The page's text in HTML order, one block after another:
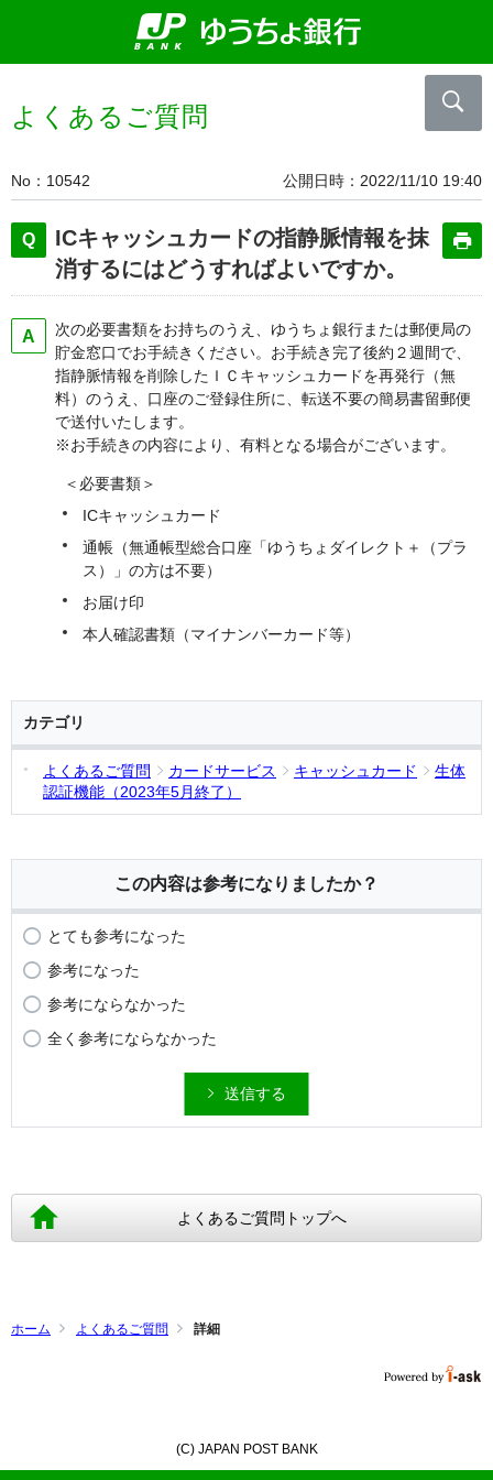
よくあるご質問
No 10542 公開日時 2022/11/10 19:40
ICキャッシュカードの指静脈情報を抹
消するにはどうすればよいですか。
次の必要書類をお持ちのうえ、ゆうちょ銀行または郵便局の
貯金窓口でお手続きください。お手続き完了後約２週間で、
指静脈情報を削除したＩＣキャッシュカードを再発行（無
料）のうえ、口座のご登録住所に、転送不要の簡易書留郵便
で送付いたします。
※お手続きの内容により、有料となる場合がございます。
＜必要書類＞
ICキャッシュカード
通帳（無通帳型総合口座「ゆうちょダイレクト＋（プラ
ス）」の方は不要）
お届け印
本人確認書類（マイナンバーカード等）
カテゴリ
よくあるご質問 カードサービス キャッシュカード
生体
認証機能（2023年5月終了）
この内容は参考になりましたか？
とても参考になった
参考になった
参考にならなかった
全く参考にならなかった
送信する
よくあるご質問トップへ
ホーム よくあるご質問 詳細
(C) JAPAN POST BANK